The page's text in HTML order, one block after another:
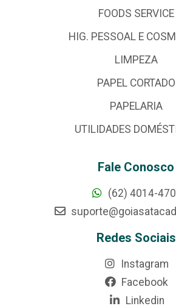
FOODS SERVICE
HIG. PESSOAL E
LIMPEZA
PAPEL CORTADO
PAPELARIA
UTILIDADES
Fale Conosco
(62) 4014-
Redes Sociais
Instagram
Facebook
Linkedin